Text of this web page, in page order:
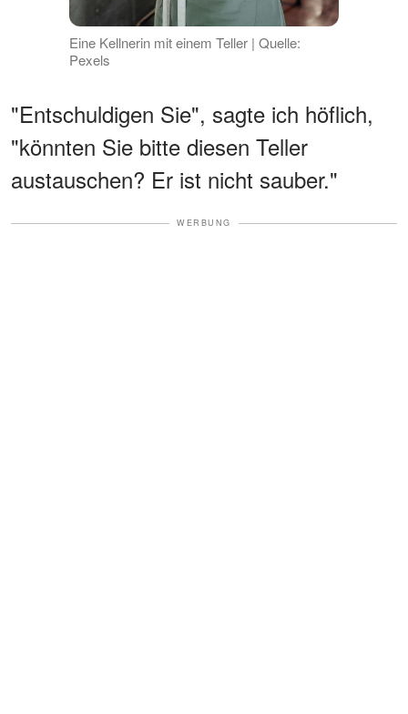
Eine Kellnerin mit einem Teller | Quelle:
Pexels
"Entschuldigen Sie", sagte ich höflich,
"könnten Sie bitte diesen Teller
austauschen? Er ist nicht sauber."
WERBUNG